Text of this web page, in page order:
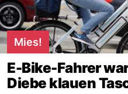
Mies!
E-Bike-Fahrer
Diebe klauen